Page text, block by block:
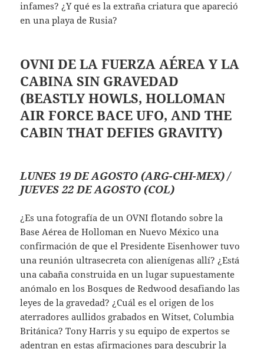
infames? ¿Y qué es la extraña criatura que apareció
en una playa de Rusia?
OVNI DE LA FUERZA AÉREA Y LA
CABINA SIN GRAVEDAD
(BEASTLY HOWLS, HOLLOMAN
AIR FORCE BACE UFO, AND THE
CABIN THAT DEFIES GRAVITY)
LUNES 19 DE AGOSTO (ARG-CHI-MEX) /
JUEVES 22 DE AGOSTO (COL)
¿Es una fotografía de un OVNI flotando sobre la
Base Aérea de Holloman en Nuevo México una
confirmación de que el Presidente Eisenhower tuvo
una reunión ultrasecreta con alienígenas allí? ¿Está
una cabaña construida en un lugar supuestamente
anómalo en los Bosques de Redwood desafiando las
leyes de la gravedad? ¿Cuál es el origen de los
aterradores aullidos grabados en Witset, Columbia
Británica? Tony Harris y su equipo de expertos se
adentran en estas afirmaciones para descubrir la